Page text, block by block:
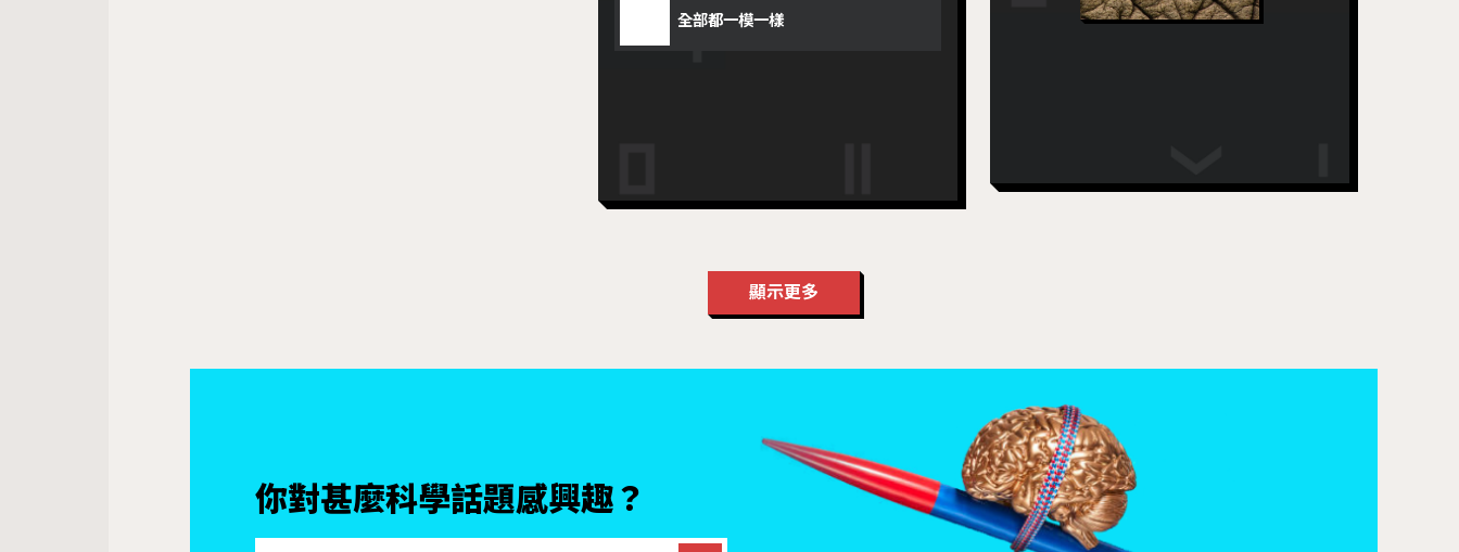
全部都一模一樣
顯示更多
你對甚麼科學話題感興趣？